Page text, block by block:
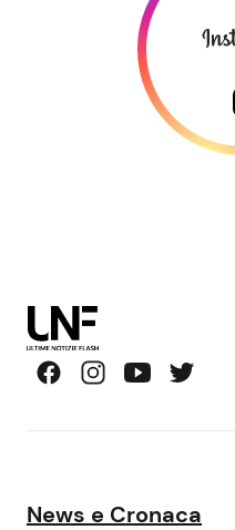
News e Cronaca